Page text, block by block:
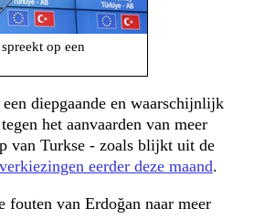
op een
diepgaande en waarschijnlijk
het aanvaarden van meer
van Turkse - zoals blijkt uit de
verkiezingen eerder deze maand.
van Erdoğan naar meer